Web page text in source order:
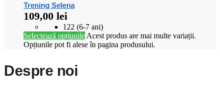
Trening Selena
109,00 lei
122 (6-7 ani)
Selectează opțiunile Acest produs are mai multe variații.
Opțiunile pot fi alese în pagina produsului.
Despre noi